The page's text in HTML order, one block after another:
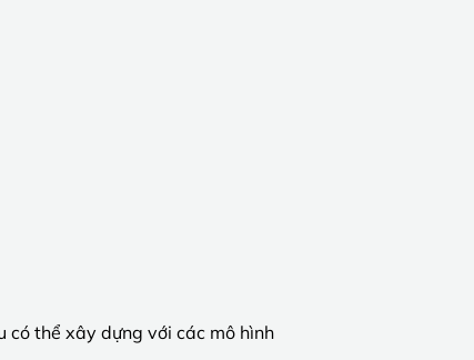
có thể xây dựng với các mô hình